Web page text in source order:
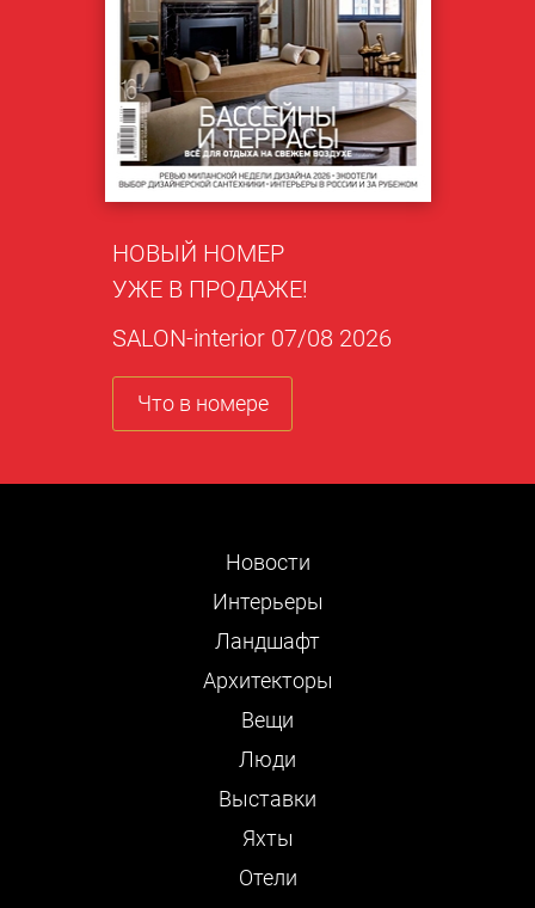
НОВЫЙ НОМЕР
УЖЕ В ПРОДАЖЕ!
SALON-interior 07/08 2026
Что в номере
Новости
Интерьеры
Ландшафт
Архитекторы
Вещи
Люди
Выставки
Яхты
Отели